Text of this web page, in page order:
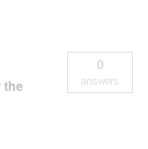
the
0
answers